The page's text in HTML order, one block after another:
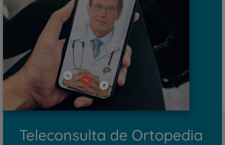
Teleconsulta de Ortopedia